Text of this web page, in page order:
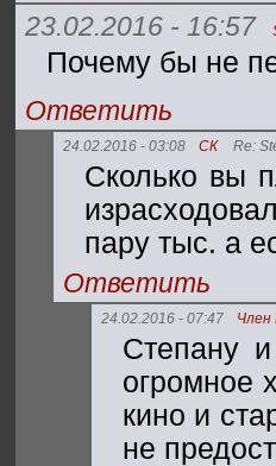
23.02.2016 - 16:57
Почему бы не
Ответить
24.02.2016 - 03:08 СК Re:
Сколько вы
пару тыс. а
Ответить
24.02.2016 - 07:47 Член
Степану
огромное
кино и
не